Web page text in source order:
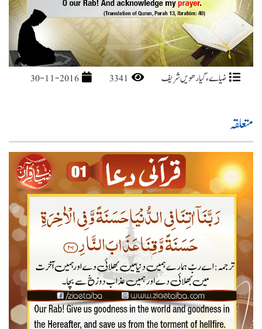
30-11-2016 3341 ضیاےء گیارھویں شریف
متعلقہ